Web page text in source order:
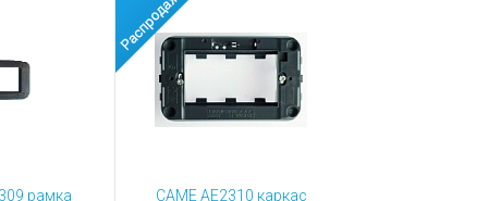
рамка
CAME AE2310 каркас